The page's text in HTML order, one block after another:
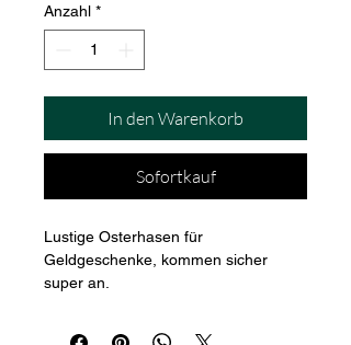
Anzahl *
In den Warenkorb
Sofortkauf
Lustige Osterhasen für
Geldgeschenke, kommen sicher
super an.